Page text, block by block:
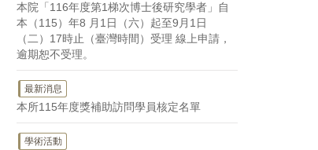
本院「116年度第1梯次博士後研究學者」自
本（115）年8 月1日（六）起至9月1日
（二）17時止（臺灣時間）受理 線上申請，
逾期恕不受理。
最新消息
本所115年度獎補助訪問學員核定名單
學術活動